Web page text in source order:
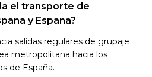
el transporte de
y España?
salidas regulares de grupaje
metropolitana hacia los
de España.